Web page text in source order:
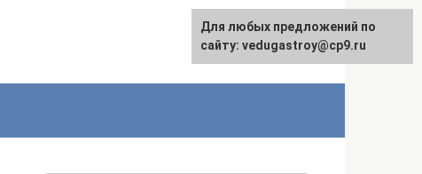
Для любых предложений по
сайту: vedugastroy@cp9.ru